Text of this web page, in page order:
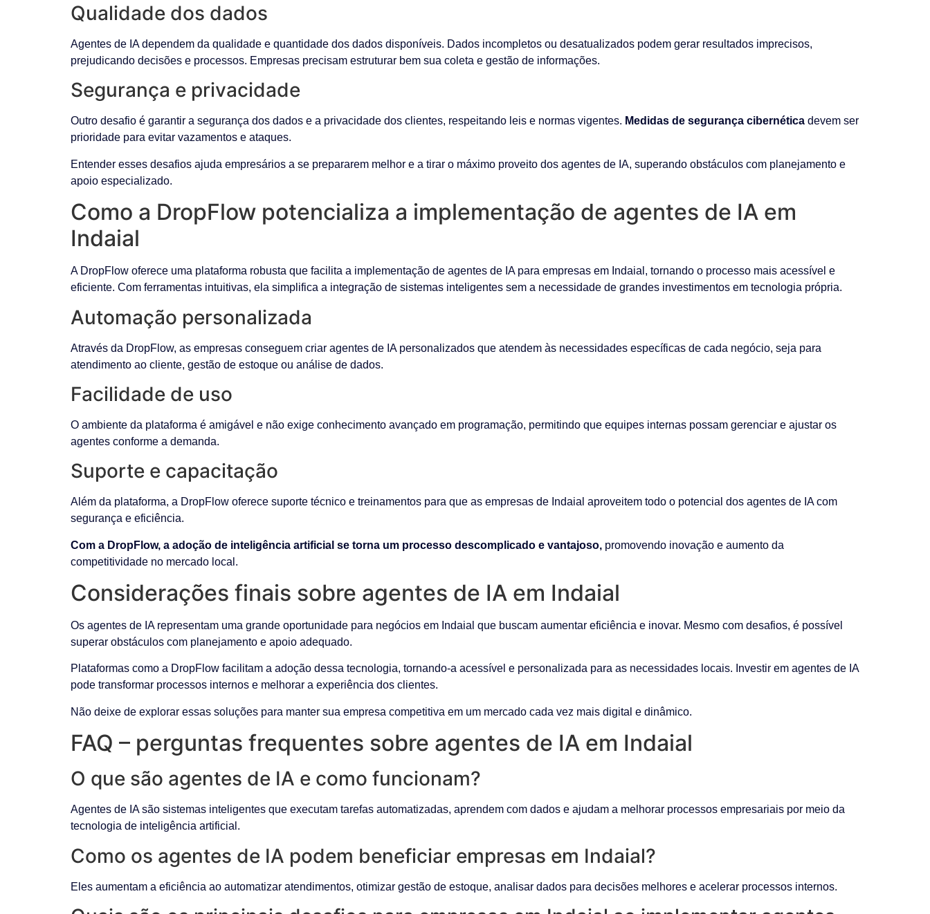
Qualidade dos dados
Agentes de IA dependem da qualidade e quantidade dos dados disponíveis. Dados incompletos ou desatualizados podem gerar resultados imprecisos,
prejudicando decisões e processos. Empresas precisam estruturar bem sua coleta e gestão de informações.
Segurança e privacidade
Outro desafio é garantir a segurança dos dados e a privacidade dos clientes, respeitando leis e normas vigentes. Medidas de segurança cibernética devem ser
prioridade para evitar vazamentos e ataques.
Entender esses desafios ajuda empresários a se prepararem melhor e a tirar o máximo proveito dos agentes de IA, superando obstáculos com planejamento e
apoio especializado.
Como a DropFlow potencializa a implementação de agentes de IA em
Indaial
A DropFlow oferece uma plataforma robusta que facilita a implementação de agentes de IA para empresas em Indaial, tornando o processo mais acessível e
eficiente. Com ferramentas intuitivas, ela simplifica a integração de sistemas inteligentes sem a necessidade de grandes investimentos em tecnologia própria.
Automação personalizada
Através da DropFlow, as empresas conseguem criar agentes de IA personalizados que atendem às necessidades específicas de cada negócio, seja para
atendimento ao cliente, gestão de estoque ou análise de dados.
Facilidade de uso
O ambiente da plataforma é amigável e não exige conhecimento avançado em programação, permitindo que equipes internas possam gerenciar e ajustar os
agentes conforme a demanda.
Suporte e capacitação
Além da plataforma, a DropFlow oferece suporte técnico e treinamentos para que as empresas de Indaial aproveitem todo o potencial dos agentes de IA com
segurança e eficiência.
Com a DropFlow, a adoção de inteligência artificial se torna um processo descomplicado e vantajoso, promovendo inovação e aumento da
competitividade no mercado local.
Considerações finais sobre agentes de IA em Indaial
Os agentes de IA representam uma grande oportunidade para negócios em Indaial que buscam aumentar eficiência e inovar. Mesmo com desafios, é possível
superar obstáculos com planejamento e apoio adequado.
Plataformas como a DropFlow facilitam a adoção dessa tecnologia, tornando-a acessível e personalizada para as necessidades locais. Investir em agentes de IA
pode transformar processos internos e melhorar a experiência dos clientes.
Não deixe de explorar essas soluções para manter sua empresa competitiva em um mercado cada vez mais digital e dinâmico.
FAQ – perguntas frequentes sobre agentes de IA em Indaial
O que são agentes de IA e como funcionam?
Agentes de IA são sistemas inteligentes que executam tarefas automatizadas, aprendem com dados e ajudam a melhorar processos empresariais por meio da
tecnologia de inteligência artificial.
Como os agentes de IA podem beneficiar empresas em Indaial?
Eles aumentam a eficiência ao automatizar atendimentos, otimizar gestão de estoque, analisar dados para decisões melhores e acelerar processos internos.